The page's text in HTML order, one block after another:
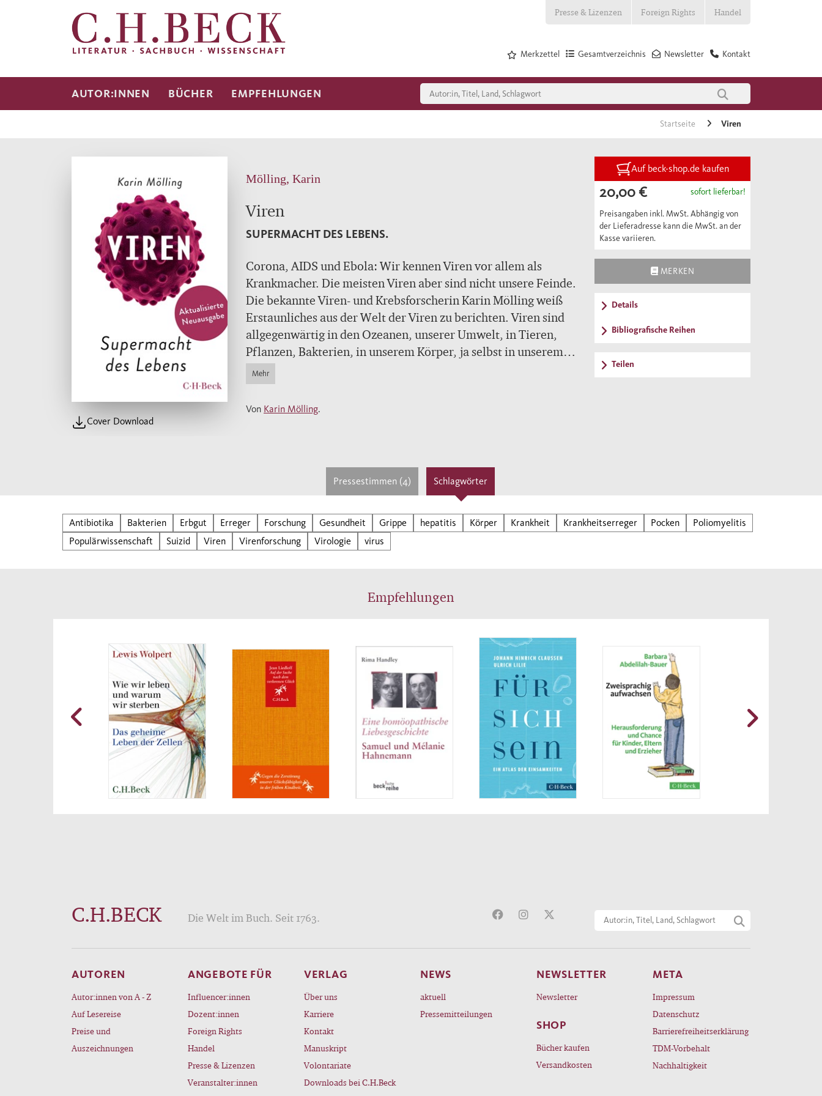
Presse & Lizenzen Foreign Rights Handel
Kontakt
Newsletter
Gesamtverzeichnis
Merkzettel
AUTOR:INNEN BÜCHER EMPFEHLUNGEN
Startseite Viren
Cover Download
Mölling, Karin
Viren
SUPERMACHT DES LEBENS.
Corona, AIDS und Ebola: Wir kennen Viren vor allem als
Krankmacher. Die meisten Viren aber sind nicht unsere Feinde.
Die bekannte Viren- und Krebsforscherin Karin Mölling weiß
Erstaunliches aus der Welt der Viren zu berichten. Viren sind
allgegenwärtig in den Ozeanen, unserer Umwelt, in Tieren,
Pflanzen, Bakterien, in unserem Körper, ja selbst in unserem
Erbgut, sie beeinflussen unser Wetter, können zur Kontrolle
des Übergewichts beitragen und lassen sich sogar gegen
bedrohliche multiresistente Bakterien einsetzen. Die
Mit einem aktuellen Vorwort zur Corona-Pandemie.
Mehr
Von Karin Mölling.
Auf beck-shop.de kaufen
20,00 € sofort lieferbar!
Preisangaben inkl. MwSt. Abhängig von
der Lieferadresse kann die MwSt. an der
Kasse variieren.
MERKEN
Details
Bibliografische Reihen
Teilen
Pressestimmen (4) Schlagwörter
Antibiotika Bakterien Erbgut Erreger Forschung Gesundheit Grippe hepatitis Körper Krankheit Krankheitserreger Pocken
Poliomyelitis
Populärwissenschaft
Suizid Viren Virenforschung Virologie virus
Empfehlungen
C.H.BECK Die Welt im Buch. Seit 1763.
AUTOREN
Autor:innen von A - Z
Auf Lesereise
Preise und
Auszeichnungen
ANGEBOTE FÜR
Influencer:innen
Dozent:innen
Foreign Rights
Handel
Presse & Lizenzen
Veranstalter:innen
VERLAG
Über uns
Karriere
Kontakt
Manuskript
Volontariate
Downloads bei C.H.Beck
NEWS
aktuell
Pressemitteilungen
NEWSLETTER
Newsletter
SHOP
Bücher kaufen
Versandkosten
META
Impressum
Datenschutz
Barrierefreiheitserklärung
TDM-Vorbehalt
Nachhaltigkeit